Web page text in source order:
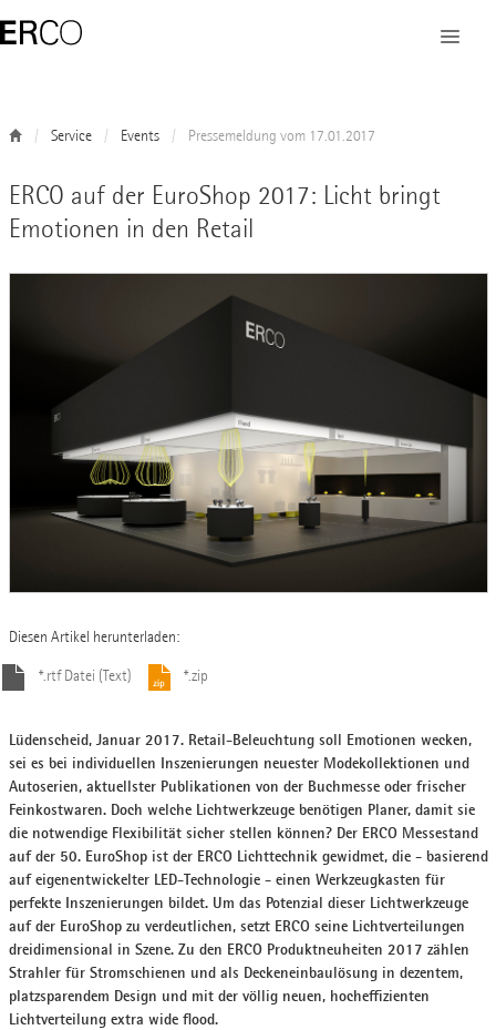
Service Events Pressemeldung vom 17.01.2017
ERCO auf der EuroShop 2017: Licht bringt
Emotionen in den Retail
Diesen Artikel herunterladen:
*.rtf Datei (Text) *.zip
Lüdenscheid, Januar 2017. Retail-Beleuchtung soll Emotionen wecken,
sei es bei individuellen Inszenierungen neuester Modekollektionen und
Autoserien, aktuellster Publikationen von der Buchmesse oder frischer
Feinkostwaren. Doch welche Lichtwerkzeuge benötigen Planer, damit sie
die notwendige Flexibilität sicher stellen können? Der ERCO Messestand
auf der 50. EuroShop ist der ERCO Lichttechnik gewidmet, die - basierend
auf eigenentwickelter LED-Technologie - einen Werkzeugkasten für
perfekte Inszenierungen bildet. Um das Potenzial dieser Lichtwerkzeuge
auf der EuroShop zu verdeutlichen, setzt ERCO seine Lichtverteilungen
dreidimensional in Szene. Zu den ERCO Produktneuheiten 2017 zählen
Strahler für Stromschienen und als Deckeneinbaulösung in dezentem,
platzsparendem Design und mit der völlig neuen, hocheffizienten
Lichtverteilung extra wide flood.